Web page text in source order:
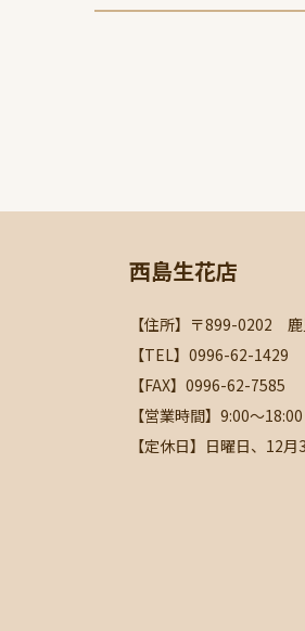
西島生花店
【住所】〒899-0202
【TEL】0996-62-1429
【FAX】0996-62-7585
【営業時間】9:00～
【定休日】日曜日、12